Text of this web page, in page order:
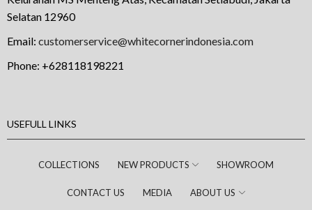
Selatan 12960
Email: customerservice@whitecornerindonesia.com
Phone: +628118198221
USEFULL LINKS
COLLECTIONS NEW PRODUCTS SHOWROOM
CONTACT US MEDIA ABOUT US